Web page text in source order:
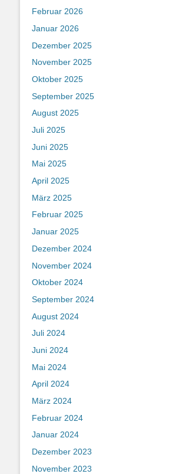
Februar 2026
Januar 2026
Dezember 2025
November 2025
Oktober 2025
September 2025
August 2025
Juli 2025
Juni 2025
Mai 2025
April 2025
März 2025
Februar 2025
Januar 2025
Dezember 2024
November 2024
Oktober 2024
September 2024
August 2024
Juli 2024
Juni 2024
Mai 2024
April 2024
März 2024
Februar 2024
Januar 2024
Dezember 2023
November 2023